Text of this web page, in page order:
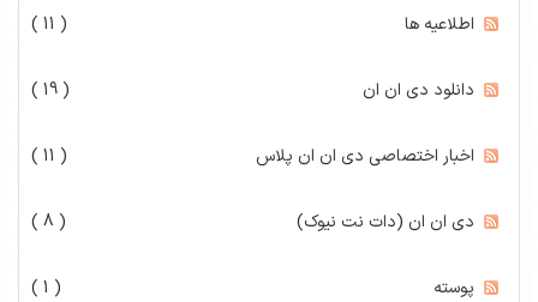
اطلاعیه ها ( 11 )
دانلود دی ان ان ( 19 )
اخبار اختصاصی دی ان ان پلاس ( 11 )
دی ان ان (دات نت نیوک) ( 8 )
پوسته ( 1 )